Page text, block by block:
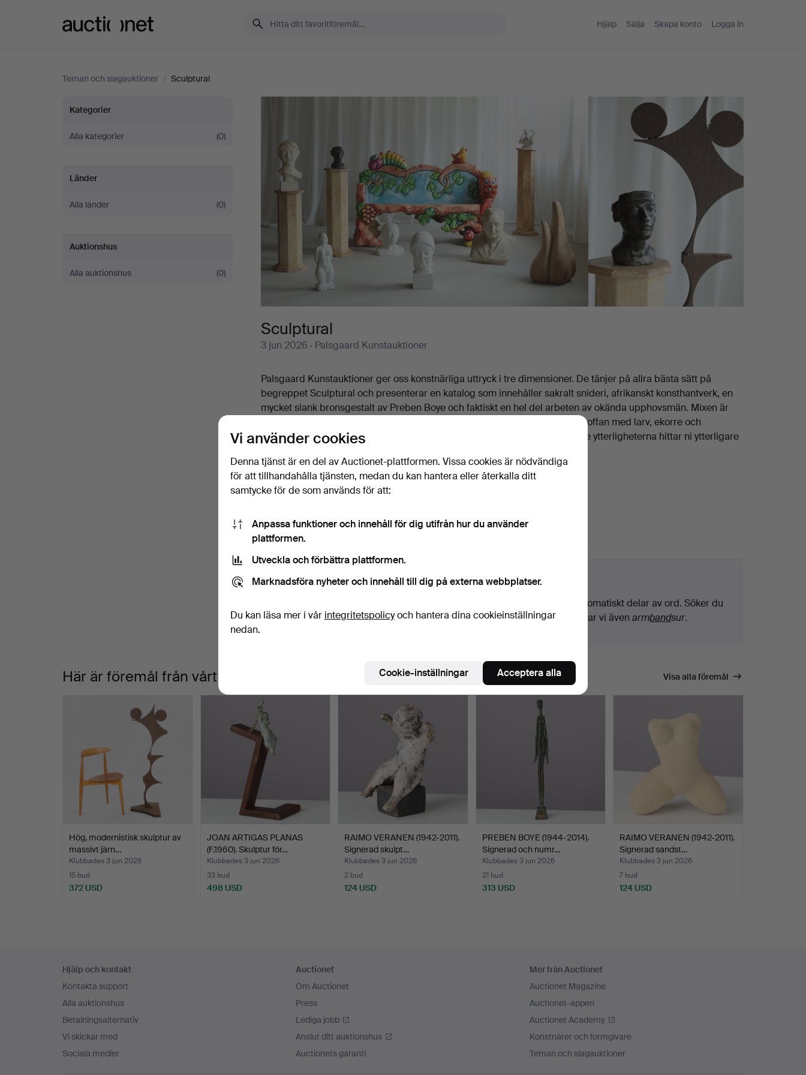
Hjälp Sälja Skapa konto Logga in
Teman och slagauktioner / Sculptural
Sculptural
Kategorier
Alla kategorier (0)
Länder
Alla länder (0)
Auktionshus
Alla auktionshus (0)
Sculptural
3 jun 2026 · Palsgaard Kunstauktioner
Palsgaard Kunstauktioner ger oss konstnärliga uttryck i tre dimensioner. De tänjer på allra bästa sätt på
begreppet Sculptural och presenterar en katalog som innehåller sakralt snideri, afrikanskt konsthantverk, en
mycket slank bronsgestalt av Preben Boye och faktiskt en hel del arbeten av okända upphovsmän. Mixen är
varierad, uppfriskande och här och var överraskande. Absolut tokigast är soffan med larv, ekorre och
flugsvampar. Betydligt mer behärskad är Poul Kyhns isbjörn. Och mellan de ytterligheterna hittar ni ytterligare
Välkomna!
Pågående auktioner
0 föremål
Slutpriser
Pågående
auktioner
Vi har tyvärr inga föremål som matchar din sökning. Söktips
Vi söker automatiskt delar av ord. Söker du
påband hittar vi ävenarmbandsur.
Här är föremål från vårt arkiv som matchar din sökning Visa alla föremål
Hög, modernistisk skulptur av
massivt järn…
Klubbades 3 jun 2026
15 bud
372 USD
JOAN ARTIGAS PLANAS
(F.1960). Skulptur för…
Klubbades 3 jun 2026
33 bud
498 USD
RAIMO VERANEN (1942-2011).
Signerad skulpt…
Klubbades 3 jun 2026
2 bud
124 USD
PREBEN BOYE (1944-2014).
Signerad och numr…
Klubbades 3 jun 2026
21 bud
313 USD
RAIMO VERANEN (1942-2011).
Signerad sandst…
Klubbades 3 jun 2026
7 bud
124 USD
Hjälp och kontakt
Kontakta support
Alla auktionshus
Betalningsalternativ
Vi skickar med
Sociala medier
Auctionet
Om Auctionet
Press
Lediga jobb
Anslut ditt auktionshus
Auctionets garanti
Mer från Auctionet
Auctionet Magazine
Auctionet-appen
Auctionet Academy
Konstnärer och formgivare
Teman och slagauktioner
Vi använder cookies
Denna tjänst är en del av Auctionet-plattformen. Vissa cookies är nödvändiga
för att tillhandahålla tjänsten, medan du kan hantera eller återkalla ditt
samtycke för de som används för att:
Anpassa funktioner och innehåll för dig utifrån hur du använder
plattformen.
Utveckla och förbättra plattformen.
Marknadsföra nyheter och innehåll till dig på externa webbplatser.
Du kan läsa mer i vår integritetspolicyoch hantera dina cookieinställningar
nedan.
Cookie-inställningar Acceptera alla